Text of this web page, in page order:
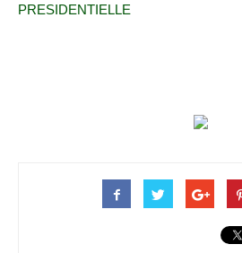
PRESIDENTIELLE